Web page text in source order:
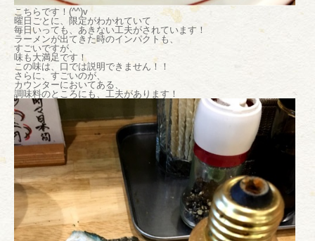
こちらです！(^^)v
曜日ごとに、限定がわかれていて
毎日いっても、あきない工夫がされています！
ラーメンが出てきた時のインパクトも、
すごいですが、
味も大満足です！
この味は、口では説明できません！！
さらに、すごいのが、
カウンターにおいてある、
調味料のところにも、工夫があります！